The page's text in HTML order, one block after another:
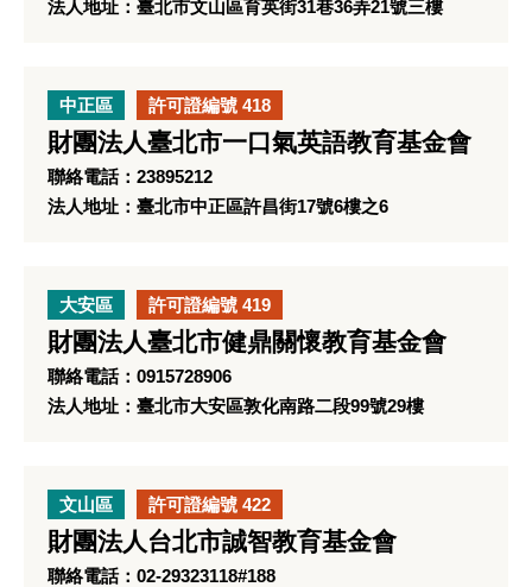
法人地址：臺北市文山區育英街31巷36弄21號三樓
中正區 許可證編號 418
財團法人臺北市一口氣英語教育基金會
聯絡電話：23895212
法人地址：臺北市中正區許昌街17號6樓之6
大安區 許可證編號 419
財團法人臺北市健鼎關懷教育基金會
聯絡電話：0915728906
法人地址：臺北市大安區敦化南路二段99號29樓
文山區 許可證編號 422
財團法人台北市誠智教育基金會
聯絡電話：02-29323118#188